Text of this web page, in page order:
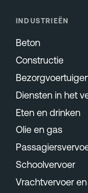
INDUSTRIEËN
Beton
Constructie
Diensten in het
Eten en drinken
Olie en gas
Schoolvervoer
Vrachtvervoer